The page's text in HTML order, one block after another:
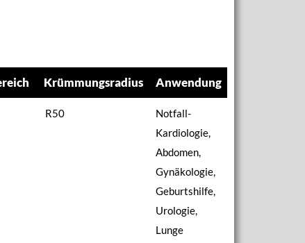
Krümmungsradius
Anwendung
Krümmungsradius Anwendung
R50
Notfall-
Kardiologie,
Abdomen,
Gynäkologie,
Geburtshilfe,
Urologie,
Lunge